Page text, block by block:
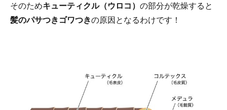
そのためキューティクル（ウロコ） の部分が乾燥すると
髪のパサつきゴワつきの原因となるわけです！